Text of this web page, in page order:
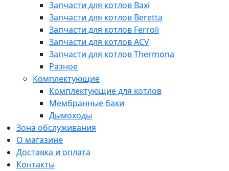
Запчасти для котлов Baxi
Запчасти для котлов Beretta
Запчасти для котлов Ferroli
Запчасти для котлов ACV
Запчасти для котлов Thermona
Разное
Комплектующие
Комплектующие для котлов
Мембранные баки
Дымоходы
Зона обслуживания
О магазине
Доставка и оплата
Контакты